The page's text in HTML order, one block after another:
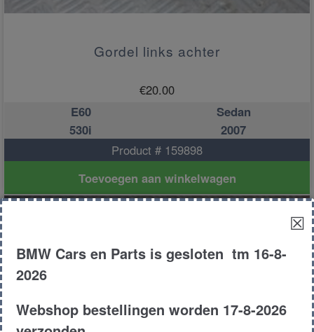
Gordel links achter
€20.00
E60
Sedan
530i
2007
Product # 159898
Toevoegen aan winkelwagen
☒
BMW Cars en Parts is gesloten tm 16-8-
2026
Webshop bestellingen worden 17-8-2026